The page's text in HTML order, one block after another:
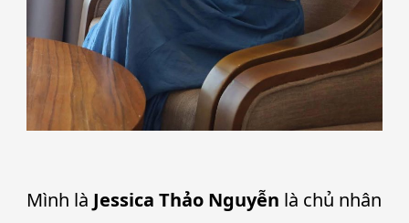
Mình là Jessica Thảo Nguyễn là chủ nhân